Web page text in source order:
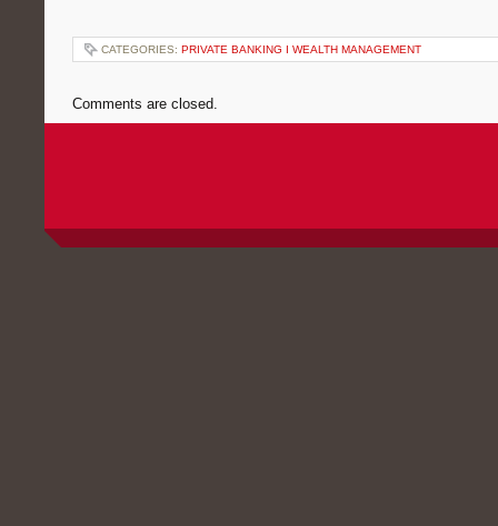
CATEGORIES: PRIVATE BANKING I WEALTH MANAGEMENT
Comments are closed.